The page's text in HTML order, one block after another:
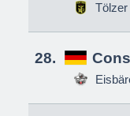
28.